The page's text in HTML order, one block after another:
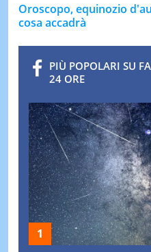
Oroscopo, equinozio
cosa accadrà
PIÙ POPOLARI SU
24 ORE